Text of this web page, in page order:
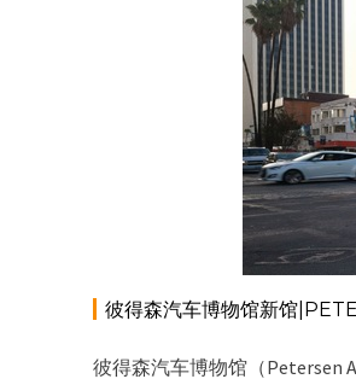
彼得森汽车博物馆新馆
彼得森汽车博物馆（Petersen